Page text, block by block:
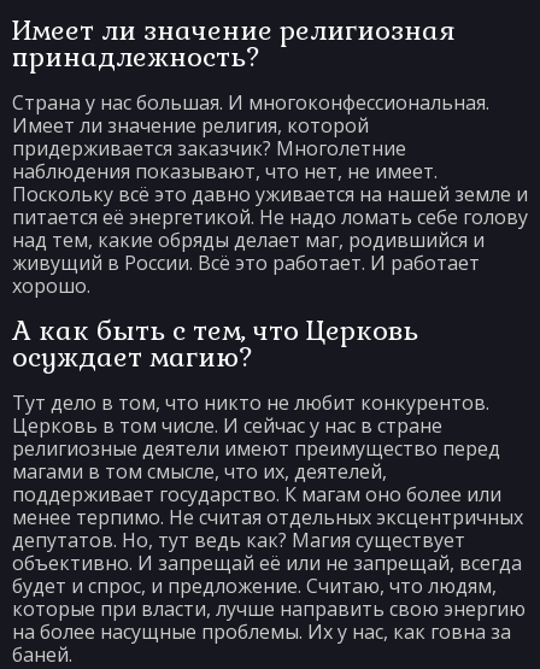
Имеет ли значение религиозная
принадлежность?
Страна у нас большая. И многоконфессиональная.
Имеет ли значение религия, которой
придерживается заказчик? Многолетние
наблюдения показывают, что нет, не имеет.
Поскольку всё это давно уживается на нашей земле и
питается её энергетикой. Не надо ломать себе голову
над тем, какие обряды делает маг, родившийся и
живущий в России. Всё это работает. И работает
хорошо.
А как быть с тем, что Церковь
осуждает магию?
Тут дело в том, что никто не любит конкурентов.
Церковь в том числе. И сейчас у нас в стране
религиозные деятели имеют преимущество перед
магами в том смысле, что их, деятелей,
поддерживает государство. К магам оно более или
менее терпимо. Не считая отдельных эксцентричных
депутатов. Но, тут ведь как? Магия существует
объективно. И запрещай её или не запрещай, всегда
будет и спрос, и предложение. Считаю, что людям,
которые при власти, лучше направить свою энергию
на более насущные проблемы. Их у нас, как говна за
баней.